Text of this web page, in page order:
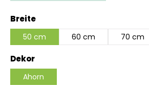
Breiteauswählen
50 cm 60 cm 70 cm
Dekorauswählen
Ahorn